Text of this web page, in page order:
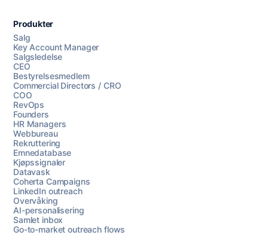
Produkter
Salg
Key Account Manager
Salgsledelse
CEO
Bestyrelsesmedlem
Commercial Directors / CRO
COO
RevOps
Founders
HR Managers
Webbureau
Rekruttering
Emnedatabase
Kjøpssignaler
Datavask
Coherta Campaigns
LinkedIn outreach
Overvåking
AI-personalisering
Samlet inbox
Go-to-market outreach flows